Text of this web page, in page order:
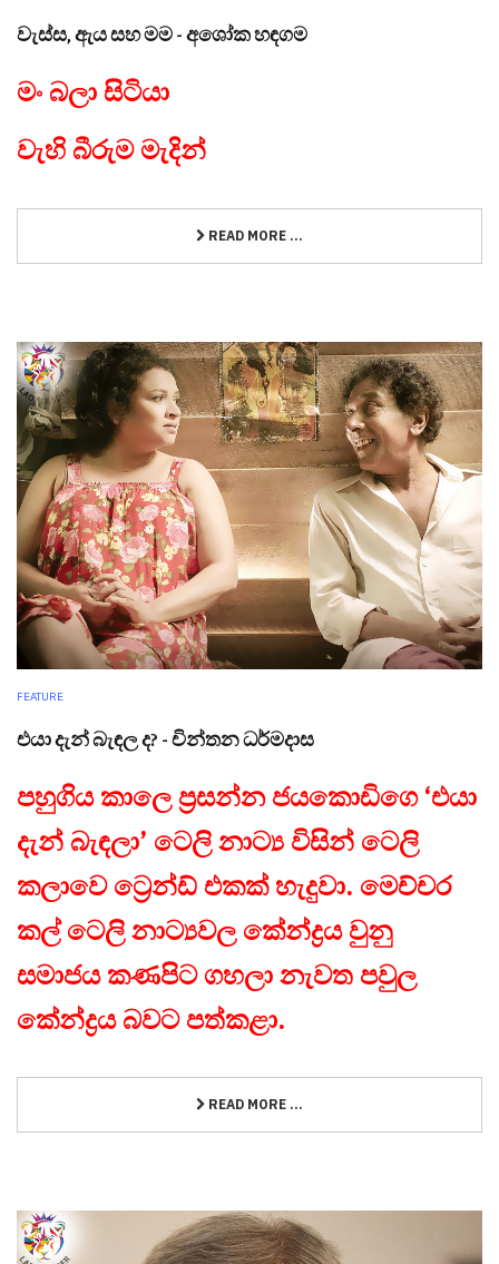
වැස්ස, ඇය සහ මම - අශෝක හඳගම
මං බලා සිටියා
වැහි බීරුම මැදින්
READ MORE ...
FEATURE
එයා දැන් බැඳල ද? - චින්තන ධර්මදාස
පහුගිය කාලෙ ප්‍රසන්න ජයකොඩිගෙ ‘එයා
දැන් බැඳලා’ ටෙලි නාට්‍ය විසින් ටෙලි
කලාවෙ ට්‍රෙන්ඩ් එකක් හැදුවා. මෙච්චර
කල් ටෙලි නාට්‍යවල කේන්ද්‍රය වුනු
සමාජය කණපිට ගහලා නැවත පවුල
කේන්ද්‍රය බවට පත්කළා.
READ MORE ...